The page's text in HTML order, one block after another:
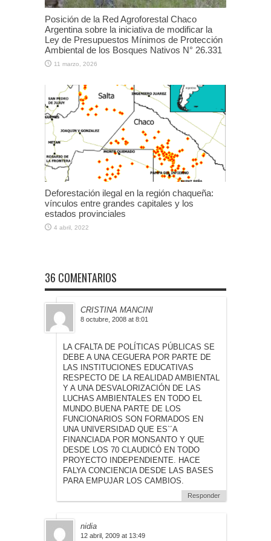
Posición de la Red Agroforestal Chaco
Argentina sobre la iniciativa de modificar la
Ley de Presupuestos Mínimos de Protección
Ambiental de los Bosques Nativos N° 26.331
11 marzo, 2026
Deforestación ilegal en la región chaqueña:
vínculos entre grandes capitales y los
estados provinciales
4 abril, 2022
36 COMENTARIOS
CRISTINA MANCINI
8 octubre, 2008 at 8:01
LA CFALTA DE POLÍTICAS PÚBLICAS SE
DEBE A UNA CEGUERA POR PARTE DE
LAS INSTITUCIONES EDUCATIVAS
RESPECTO DE LA REALIDAD AMBIENTAL
Y A UNA DESVALORIZACIÓN DE LAS
LUCHAS AMBIENTALES EN TODO EL
MUNDO.BUENA PARTE DE LOS
FUNCIONARIOS SON FORMADOS EN
UNA UNIVERSIDAD QUE ES`´A
FINANCIADA POR MONSANTO Y QUE
DESDE LOS 70 CLAUDICÓ EN TODO
PROYECTO INDEPENDIENTE. HACE
FALYA CONCIENCIA DESDE LAS BASES
PARA EMPUJAR LOS CAMBIOS.
Responder
nidia
12 abril, 2009 at 13:49